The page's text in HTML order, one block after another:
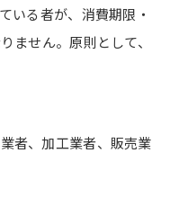
いる者が、消費期限・
ません。原則として、
者、加工業者、販売業